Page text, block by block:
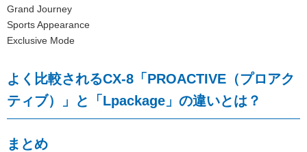
Grand Journey
Sports Appearance
Exclusive Mode
よく比較されるCX-8「PROACTIVE（プロアク
ティブ）」と「Lpackage」の違いとは？
まとめ